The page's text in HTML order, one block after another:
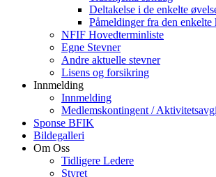
Deltakelse i de enkelte
Påmeldinger fra den enkelte
NFIF Hovedterminliste
Egne Stevner
Andre aktuelle stevner
Lisens og forsikring
Innmelding
Innmelding
Medlemskontingent /
Sponse BFIK
Bildegalleri
Om Oss
Tidligere Ledere
Styret